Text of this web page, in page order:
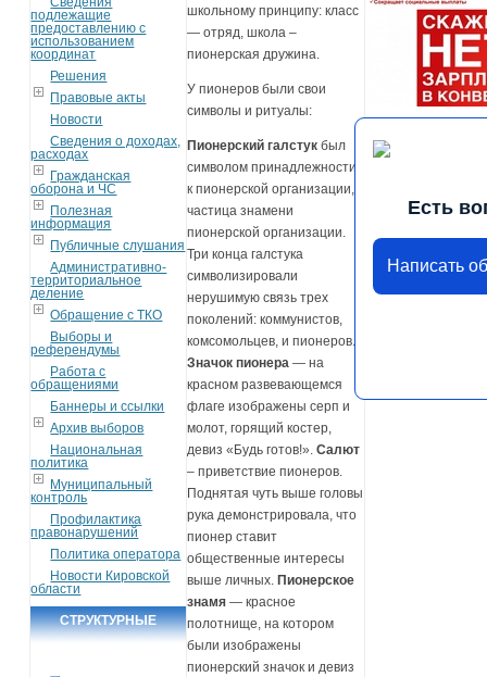
подлежащие
предоставлению с
использованием
координат
Решения
Правовые акты
Новости
Сведения о доходах,
расходах
Гражданская
оборона и ЧС
Полезная
информация
Публичные слушания
Административно-
территориальное
деление
Обращение с ТКО
Выборы и
референдумы
Работа с
обращениями
Баннеры и ссылки
Архив выборов
Национальная
политика
Муниципальный
контроль
Профилактика
правонарушений
Политика оператора
Новости Кировской
области
СТРУКТУРНЫЕ
школьному принципу: класс
— отряд, школа –
пионерская дружина.
У пионеров были свои
символы и ритуалы:
Пионерский галстук был
символом принадлежности
к пионерской организации,
частица знамени
пионерской организации.
Три конца галстука
символизировали
нерушимую связь трех
поколений: коммунистов,
комсомольцев, и пионеров.
Значок пионера — на
красном развевающемся
флаге изображены серп и
молот, горящий костер,
девиз «Будь готов!».Салют
– приветствие пионеров.
Поднятая чуть выше головы
рука демонстрировала, что
пионер ставит
общественные интересы
выше личных. Пионерское
знамя — красное
полотнище, на котором
были изображены
пионерский значок и девиз
Есть
Написать